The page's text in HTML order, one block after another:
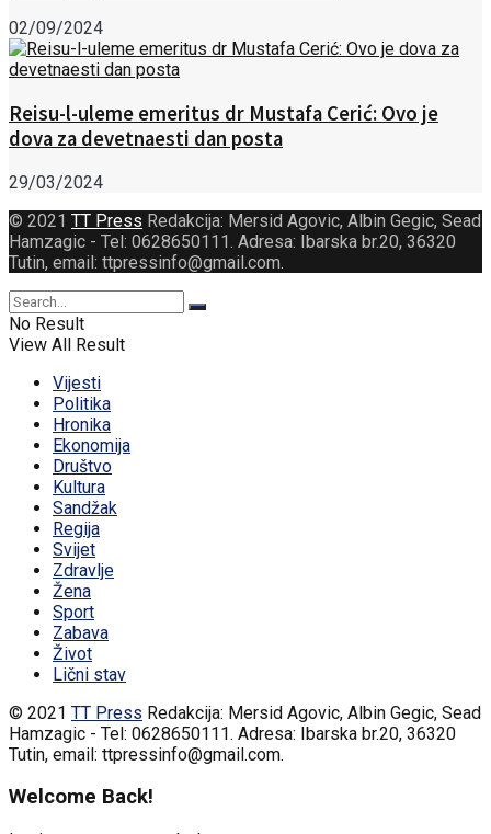
02/09/2024
Reisu-l-uleme emeritus dr Mustafa Cerić: Ovo je
dova za devetnaesti dan posta
29/03/2024
© 2021 TT Press Redakcija: Mersid Agovic, Albin Gegic, Sead
Hamzagic - Tel: 0628650111. Adresa: Ibarska br.20, 36320
Tutin, email: ttpressinfo@gmail.com
No Result
View All Result
Vijesti
Politika
Hronika
Ekonomija
Društvo
Kultura
Sandžak
Regija
Svijet
Zdravlje
Žena
Sport
Zabava
Život
Lični stav
© 2021 TT Press Redakcija: Mersid Agovic, Albin Gegic, Sead
Hamzagic - Tel: 0628650111. Adresa: Ibarska br.20, 36320
Tutin, email: ttpressinfo@gmail.com.
Welcome Back!